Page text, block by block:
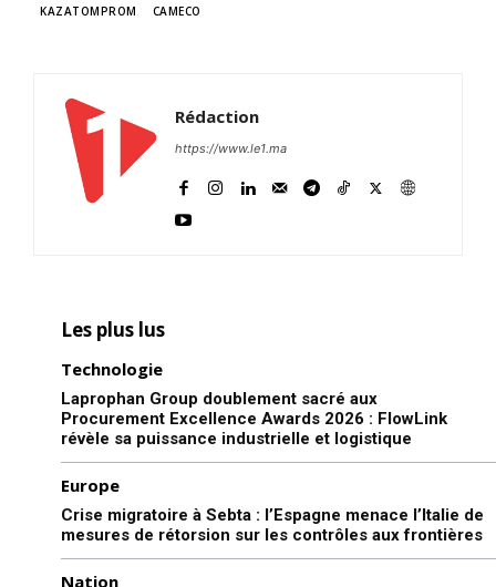
80$…
26 February 2026
In "Moyen-Orient"
KAZATOMPROM
CAMECO
Rédaction
https://www.le1.ma
Les plus lus
Technologie
Laprophan Group doublement sacré aux
Procurement Excellence Awards 2026 : FlowLink
révèle sa puissance industrielle et logistique
Europe
Crise migratoire à Sebta : l’Espagne menace l’Italie de
mesures de rétorsion sur les contrôles aux frontières
Nation